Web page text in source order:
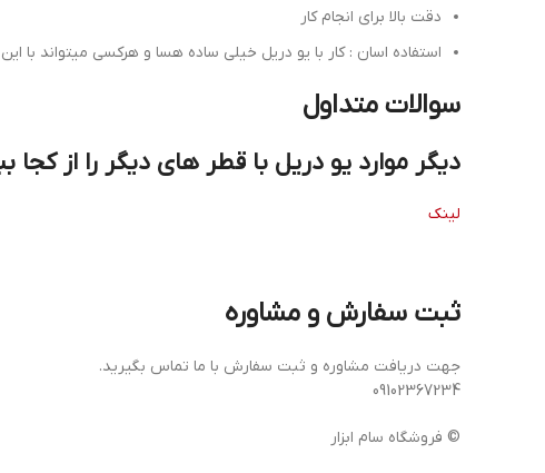
دقت بالا برای انجام کار
استفاده اسان : کار با یو دریل خیلی ساده هسا و هرکسی میتواند با
سوالات متداول
دیگر موارد یو دریل با قطر های دیگر را از کجا
لینک
ثبت سفارش و مشاوره
جهت دریافت مشاوره و ثبت سفارش با ما تماس بگیرید.
09102367234
© فروشگاه سام ابزار